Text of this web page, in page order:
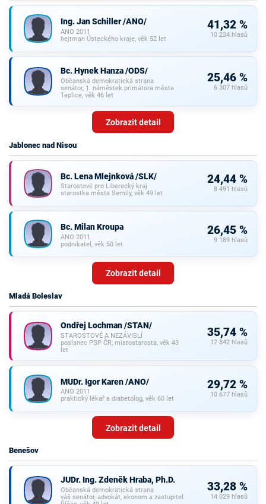
Ing. Jan Schiller /ANO/
ANO 2011
hejtman Ústeckého kraje, věk 52 let
41,32 %
10 234 hlasů
Bc. Hynek Hanza /ODS/
Občanská demokratická strana
senátor, 1. náměstek primátora města
Teplice, věk 46 let
25,46 %
6 307 hlasů
Zobrazit detail
Jablonec nad Nisou
Bc. Lena Mlejnková /SLK/
Starostové pro Liberecký kraj
starostka města Semily, věk 49 let
24,44 %
8 491 hlasů
Bc. Milan Kroupa
ANO 2011
podnikatel, věk 50 let
26,45 %
9 189 hlasů
Zobrazit detail
Mladá Boleslav
Ondřej Lochman /STAN/
STAROSTOVÉ A NEZÁVISLÍ
poslanec PSP ČR, místostarosta, věk 43
let
35,74 %
12 842 hlasů
MUDr. Igor Karen /ANO/
ANO 2011
praktický lékař a diabetolog, věk 60 let
29,72 %
10 677 hlasů
Zobrazit detail
Benešov
JUDr. Ing. Zdeněk Hraba, Ph.D.
Občanská demokratická strana
váš senátor, advokát, ekonom a zastupitel
33,28 %
14 029 hlasů